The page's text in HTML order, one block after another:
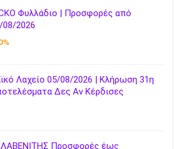
Φυλλάδιο | Προσφορές από
08/2026
Λαχείο 05/08/2026 | Κλήρωση 31η
Δες Αν Κέρδισες
Προσφορές έως